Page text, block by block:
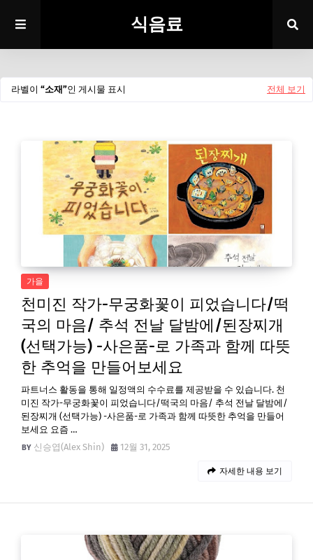
식음료
라벨이 소재 인 게시물 표시 전체 보기
가을
천미진 작가-무궁화꽃이 피었습니다/떡
국의 마음/ 추석 전날 달밤에/된장찌개
(선택가능) -사은품-로 가족과 함께 따뜻
한 추억을 만들어보세요
파트너스 활동을 통해 일정액의 수수료를 제공받을 수 있습니다. 천
미진 작가-무궁화꽃이 피었습니다/떡국의 마음/ 추석 전날 달밤에/
된장찌개 (선택가능) -사은품-로 가족과 함께 따뜻한 추억을 만들어
보세요 요즘 …
신승엽(Alex Shin)
12월 31, 2025
자세한 내용 보기